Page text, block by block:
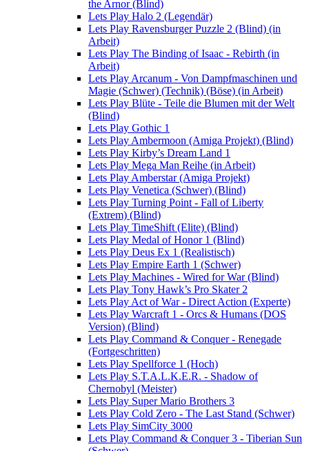
the Arnor (Blind)
Lets Play Halo 2 (Legendär)
Lets Play Ravensburger Puzzle 2 (Blind) (in
Arbeit)
Lets Play The Binding of Isaac - Rebirth (in
Arbeit)
Lets Play Arcanum - Von Dampfmaschinen und
Magie (Schwer) (Technik) (Böse) (in Arbeit)
Lets Play Blüte - Teile die Blumen mit der Welt
(Blind)
Lets Play Gothic 1
Lets Play Ambermoon (Amiga Projekt) (Blind)
Lets Play Kirby’s Dream Land 1
Lets Play Mega Man Reihe (in Arbeit)
Lets Play Amberstar (Amiga Projekt)
Lets Play Venetica (Schwer) (Blind)
Lets Play Turning Point - Fall of Liberty
(Extrem) (Blind)
Lets Play TimeShift (Elite) (Blind)
Lets Play Medal of Honor 1 (Blind)
Lets Play Deus Ex 1 (Realistisch)
Lets Play Empire Earth 1 (Schwer)
Lets Play Machines - Wired for War (Blind)
Lets Play Tony Hawk’s Pro Skater 2
Lets Play Act of War - Direct Action (Experte)
Lets Play Warcraft 1 - Orcs & Humans (DOS
Version) (Blind)
Lets Play Command & Conquer - Renegade
(Fortgeschritten)
Lets Play Spellforce 1 (Hoch)
Lets Play S.T.A.L.K.E.R. - Shadow of
Chernobyl (Meister)
Lets Play Super Mario Brothers 3
Lets Play Cold Zero - The Last Stand (Schwer)
Lets Play SimCity 3000
Lets Play Command & Conquer 3 - Tiberian Sun